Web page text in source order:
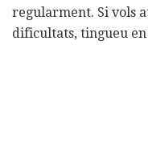
regularment. Si vols
dificultats, tingueu en